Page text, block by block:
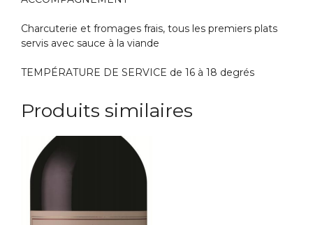
Charcuterie et fromages frais, tous les premiers plats
servis avec sauce à la viande
TEMPÉRATURE DE SERVICE de 16 à 18 degrés
Produits similaires